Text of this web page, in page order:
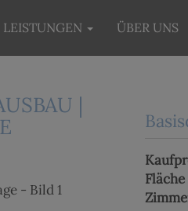
LEISTUNGEN ÜBER UNS
|
Fläche